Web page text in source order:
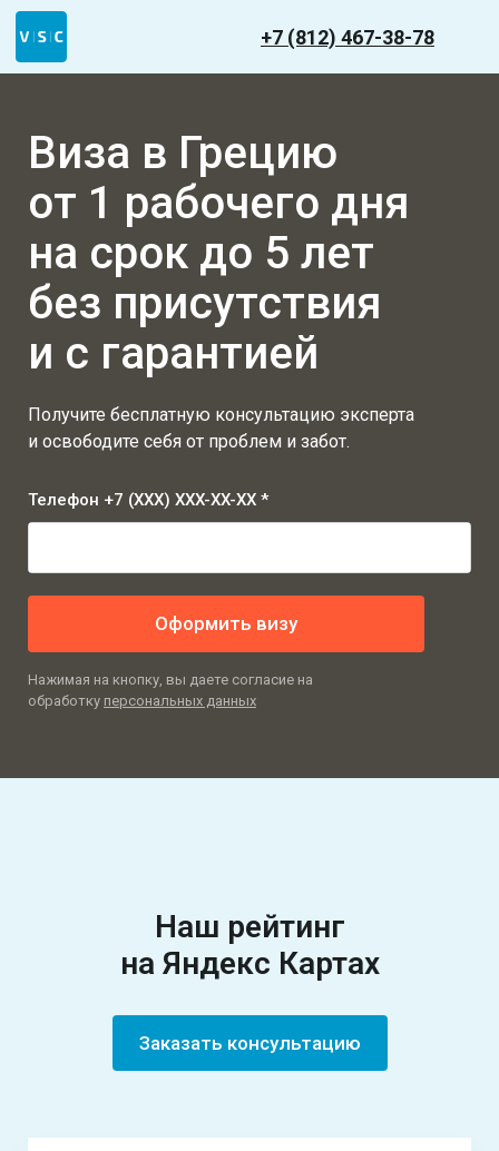
+7 (812) 467-38-78
Виза в Грецию
от 1 рабочего дня
на срок до 5 лет
без присутствия
и с гарантией
Получите бесплатную консультацию эксперта
и освободите себя от проблем и забот.
Телефон +7 (XXX) XXX-XX-XX *
Оформить визу
Нажимая на кнопку, вы даете согласие на
обработку персональных данных
Наш рейтинг
на Яндекс Картах
Заказать консультацию